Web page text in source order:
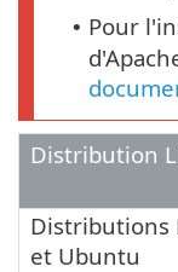
• Pour
Distribution
Distributions
et Ubuntu